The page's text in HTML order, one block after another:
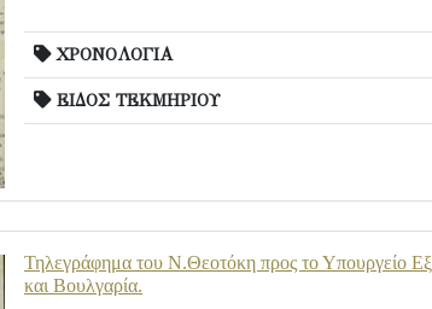
ΧΡΟΝΟΛΟΓΙΑ
ΕΙΔΟΣ ΤΕΚΜΗΡΙΟΥ
Τηλεγράφημα του Ν.Θεοτόκη προς το Υπουργείο
και Βουλγαρία.